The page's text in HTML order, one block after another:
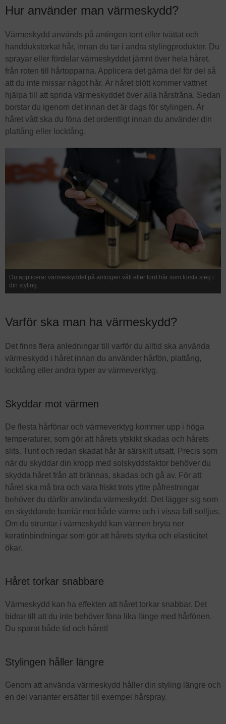
Hur använder man värmeskydd?
Värmeskydd används på antingen torrt eller tvättat och
handdukstorkat hår, innan du tar i andra stylingprodukter. Du
sprayar eller fördelar värmeskyddet jämnt över hela håret,
från roten till hårtopparna. Applicera det gärna del för del så
att du inte missar något hår. Är håret blött kommer vattnet
hjälpa till att sprida värmeskyddet över alla hårstråna. Sedan
borstar du igenom det innan det är dags för stylingen. Är
håret vått ska du föna det ordentligt innan du använder din
plattång eller locktång.
Du applicerar värmeskyddet på antingen vått eller torrt hår som första steg i
din styling.
Varför ska man ha värmeskydd?
Det finns flera anledningar till varför du alltid ska använda
värmeskydd i håret innan du använder hårfön, plattång,
locktång eller andra typer av värmeverktyg.
Skyddar mot värmen
De flesta hårfönar och värmeverktyg kommer upp i höga
temperaturer, som gör att hårets ytskikt skadas och hårets
slits. Tunt och redan skadat hår är särskilt utsatt. Precis som
när du skyddar din kropp med solskyddsfaktor behöver du
skydda håret från att brännas, skadas och gå av. För att
håret ska må bra och vara friskt trots yttre påfrestningar
behöver du därför använda värmeskydd. Det lägger sig som
en skyddande barriär mot både värme och i vissa fall solljus.
Om du struntar i värmeskydd kan värmen bryta ner
keratinbindningar som gör att hårets styrka och elasticitet
ökar.
Håret torkar snabbare
Värmeskydd kan ha effekten att håret torkar snabbar. Det
bidrar till att du inte behöver föna lika länge med hårfönen.
Du sparat både tid och håret!
Stylingen håller längre
Genom att använda värmeskydd håller din styling längre och
en del varianter ersätter till exempel hårspray.